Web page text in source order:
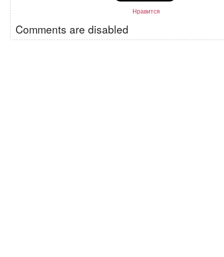
Нравится
Comments are disabled